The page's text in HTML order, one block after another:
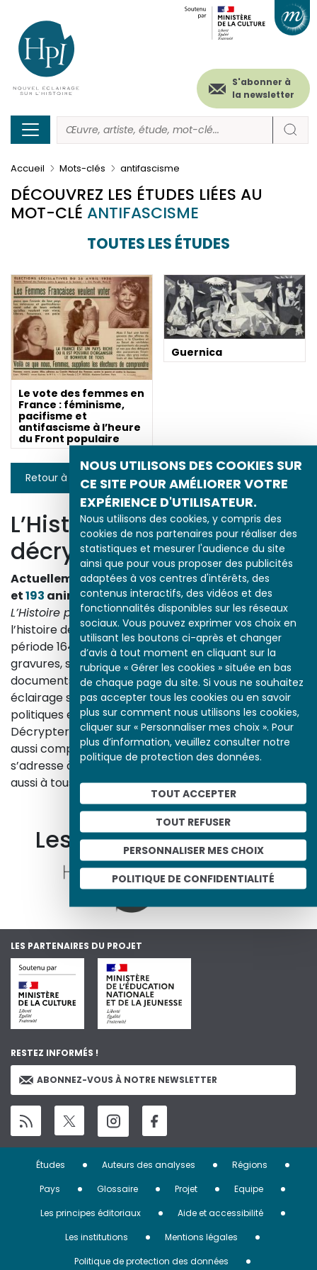
NOUS UTILISONS DES COOKIES SUR
CE SITE POUR AMÉLIORER VOTRE
EXPÉRIENCE D'UTILISATEUR.
Nous utilisons des cookies, y compris des
cookies de nos partenaires pour réaliser des
statistiques et mesurer l'audience du site
ainsi que pour vous proposer des publicités
adaptées à vos centres d'intérêts, des
contenus interactifs, des vidéos et des
fonctionnalités disponibles sur les réseaux
sociaux. Vous pouvez exprimer vos choix en
utilisant les boutons ci-après et changer
d’avis à tout moment en cliquant sur la
rubrique « Gérer les cookies » située en bas
de chaque page du site. Si vous ne souhaitez
pas accepter tous les cookies ou en savoir
plus sur comment nous utilisons les cookies,
cliquer sur « Personnaliser mes choix ». Pour
plus d’information, veuillez consulter notre
politique de protection des données.
TOUT ACCEPTER
TOUT REFUSER
PERSONNALISER MES CHOIX
POLITIQUE DE CONFIDENTIALITÉ
contenu
principal
Menu
secondaire
(header)
S'abonner à
la newsletter
Accueil Mots-clés antifascisme
DÉCOUVREZ LES ÉTUDES LIÉES AU
MOT-CLÉ ANTIFASCISME
TOUTES LES ÉTUDES
Le vote des femmes en
France : féminisme,
pacifisme et
antifascisme à l’heure
du Front populaire
Guernica
Retour à la liste
L’Histoire par l’image
décrypte l’histoire
Actuellement en ligne3153œuvres,1748études
et193 animations.
L’Histoire par l’imageexplore les événements de
l’histoire de France et les évolutions majeures de la
période 1643-1945. À travers des peintures, dessins,
gravures, sculptures, photographies, affiches,
documents d’archives, nos études proposent un
éclairage sur les réalités sociales, économiques,
politiques et culturelles d’une époque.
Décrypter les images et les événements d’hier, c’est
aussi comprendre ceux d’aujourd’hui. Un site qui
s’adresse à tous, famille, enseignants, élèves… mais
aussi à tous les curieux, amateurs d’art et d’histoire.
En savoir plus sur le projet
Les autres ressources
LES PARTENAIRES DU PROJET
RESTEZ INFORMÉS !
ABONNEZ-VOUS À NOTRE NEWSLETTER
Menu
Pied
page
Études Auteurs des analyses
Régions
Pays
Glossaire Projet
Equipe
Les principes éditoriaux
Aide et accessibilité
Les institutions
Mentions légales
Politique de protection des données